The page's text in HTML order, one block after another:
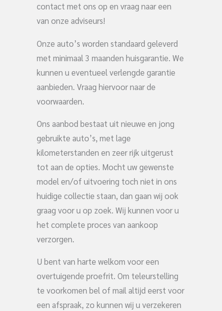
contact met ons op en vraag naar een
van onze adviseurs!
Onze auto’s worden standaard geleverd
met minimaal 3 maanden huisgarantie. We
kunnen u eventueel verlengde garantie
aanbieden. Vraag hiervoor naar de
voorwaarden.
Ons aanbod bestaat uit nieuwe en jong
gebruikte auto’s, met lage
kilometerstanden en zeer rijk uitgerust
tot aan de opties. Mocht uw gewenste
model en/of uitvoering toch niet in ons
huidige collectie staan, dan gaan wij ook
graag voor u op zoek. Wij kunnen voor u
het complete proces van aankoop
verzorgen.
U bent van harte welkom voor een
overtuigende proefrit. Om teleurstelling
te voorkomen bel of mail altijd eerst voor
een afspraak, zo kunnen wij u verzekeren